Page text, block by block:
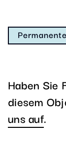
Haben Sie
diesem
uns auf.